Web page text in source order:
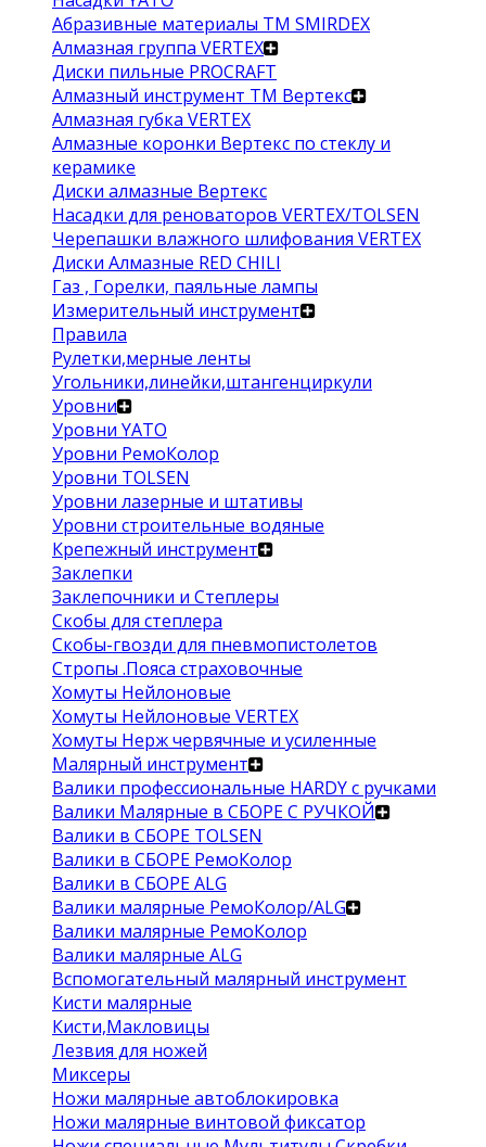
Абразивные материалы ТМ SMIRDEX
Алмазная группа VERTEX
Диски пильные PROCRAFT
Алмазный инструмент ТМ Вертекс
Алмазная губка VERTEX
Алмазные коронки Вертекс по стеклу и
керамике
Диски алмазные Вертекс
Насадки для реноваторов VERTEX/TOLSEN
Черепашки влажного шлифования VERTEX
Диски Алмазные RED CHILI
Газ , Горелки, паяльные лампы
Измерительный инструмент
Правила
Рулетки,мерные ленты
Угольники,линейки,штангенциркули
Уровни
Уровни YATO
Уровни РемоКолор
Уровни TOLSEN
Уровни лазерные и штативы
Уровни строительные водяные
Крепежный инструмент
Заклепки
Заклепочники и Степлеры
Скобы для степлера
Скобы-гвозди для пневмопистолетов
Стропы .Пояса страховочные
Хомуты Нейлоновые
Хомуты Нейлоновые VERTEX
Хомуты Нерж червячные и усиленные
Малярный инструмент
Валики профессиональные HARDY с ручками
Валики Малярные в СБОРЕ С РУЧКОЙ
Валики в СБОРЕ TOLSEN
Валики в СБОРЕ РемоКолор
Валики в СБОРЕ ALG
Валики малярные РемоКолор/ALG
Валики малярные РемоКолор
Валики малярные ALG
Вспомогательный малярный инструмент
Кисти малярные
Кисти,Макловицы
Лезвия для ножей
Миксеры
Ножи малярные автоблокировка
Ножи малярные винтовой фиксатор